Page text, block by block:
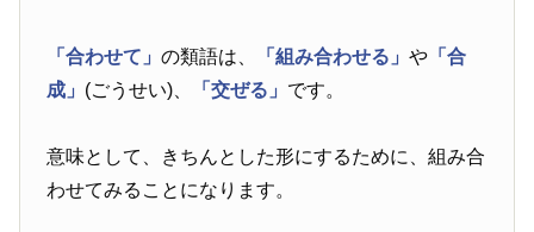
「合わせて」の類語は、 「組み合わせる」や 「合
成」 (ごうせい)、 「交ぜる」 です。
意味として、きちんとした形にするために、組み合
わせてみることになります。